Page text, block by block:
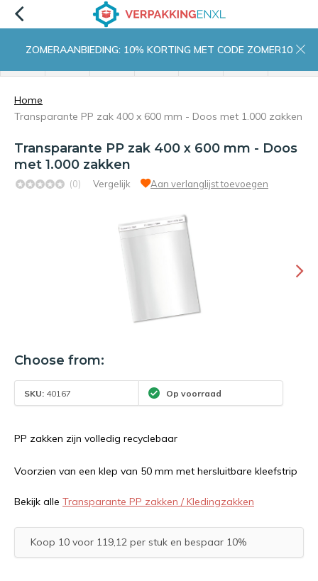
ZOMERAANBIEDING: 10% KORTING MET CODE ZOMER10
Home
Transparante PP zak 400 x 600 mm - Doos met 1.000 zakken
Transparante PP zak 400 x 600 mm - Doos
met 1.000 zakken
(0) Vergelijk Aan verlanglijst toevoegen
Choose from:
SKU: 40167 Op voorraad
PP zakken zijn volledig recyclebaar
Voorzien van een klep van 50 mm met hersluitbare kleefstrip
Bekijk alle Transparante PP zakken / Kledingzakken
Koop 10 voor 119,12 per stuk en bespaar 10%